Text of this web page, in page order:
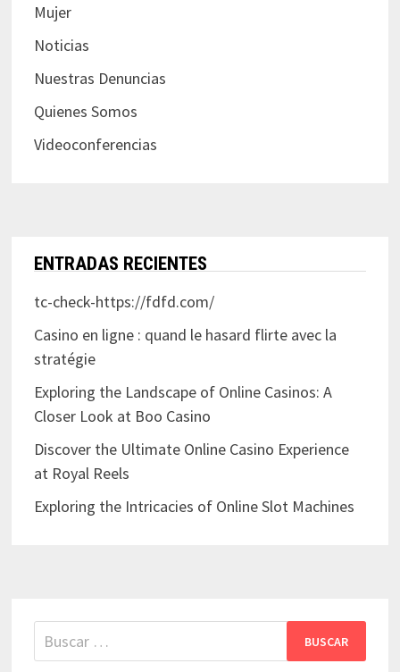
Mujer
Noticias
Nuestras Denuncias
Quienes Somos
Videoconferencias
ENTRADAS RECIENTES
tc-check-https://fdfd.com/
Casino en ligne : quand le hasard flirte avec la
stratégie
Exploring the Landscape of Online Casinos: A
Closer Look at Boo Casino
Discover the Ultimate Online Casino Experience
at Royal Reels
Exploring the Intricacies of Online Slot Machines
Buscar: